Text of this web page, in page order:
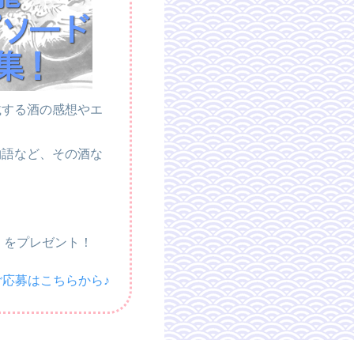
る酒の感想やエ
など、その酒な
をプレゼント！
応募はこちらから♪